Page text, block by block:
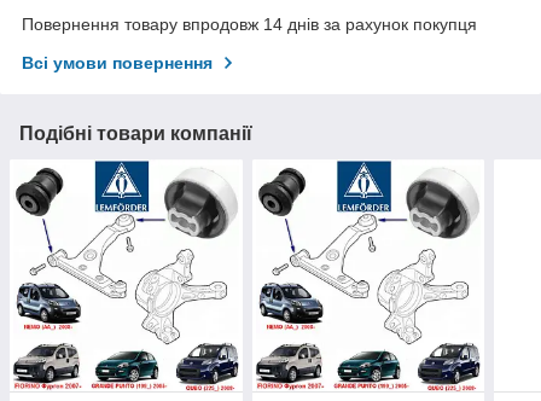
Повернення товару впродовж 14 днів за рахунок покупця
Всі умови повернення
Подібні товари компанії